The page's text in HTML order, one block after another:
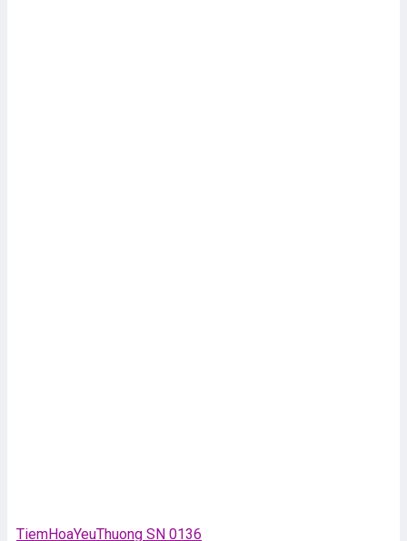
TiemHoaYeuThuong SN 0136